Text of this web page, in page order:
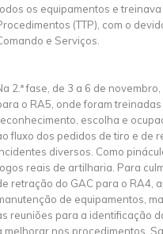
os equipamentos e treinava
(TTP), com o
e Serviços.
2.ª fase, de 3 a 6 de
o RA5, onde foram
escolha e
fluxo dos pedidos de tiro e de
diversos. Como
reais de artilharia. Para
retração do GAC para o RA4,
de equipamentos,
reuniões para a identificação
melhorar nos procedimentos.